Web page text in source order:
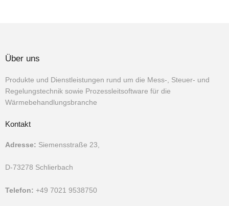
Über uns
Produkte und Dienstleistungen rund um die Mess-, Steuer- und
Regelungstechnik sowie Prozessleitsoftware für die
Wärmebehandlungsbranche
Kontakt
Adresse: Siemensstraße 23,
D-73278 Schlierbach
Telefon: +49 7021 9538750